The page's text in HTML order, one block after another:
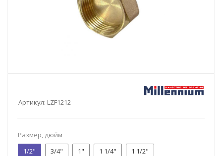
Артикул: LZF1212
Размер, дюйм
1/2"
3/4" 1" 1 1/4" 1 1/2"